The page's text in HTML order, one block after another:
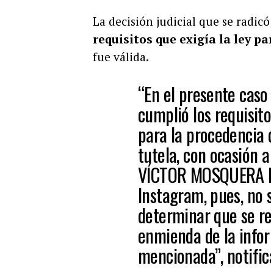
La decisión judicial que se
requisitos que exigía la ley
fue válida.
“En el presente
cumplió los
para la
tutela, con ocasión
VÍCTOR
Instagram, pues,
determinar que se
enmienda de la
mencionada”,